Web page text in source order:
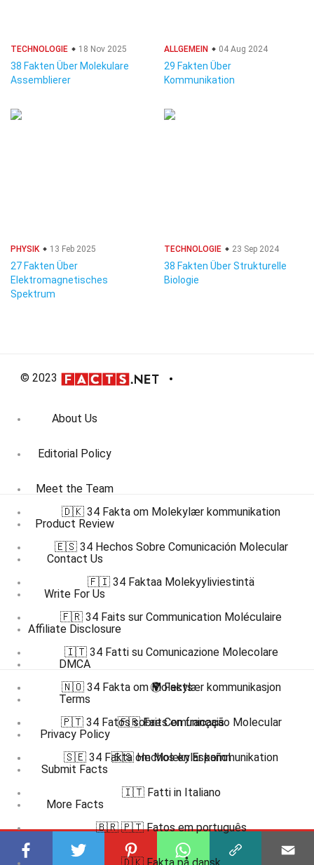
TECHNOLOGIE 18 Nov 2025
38 Fakten Über Molekulare
Assemblierer
ALLGEMEIN 04 Aug 2024
29 Fakten Über
Kommunikation
PHYSIK 13 Feb 2025
27 Fakten Über
Elektromagnetisches
Spektrum
TECHNOLOGIE 23 Sep 2024
38 Fakten Über Strukturelle
Biologie
© 2023
About Us
Editorial Policy
Meet the Team
Product Review
Contact Us
Write For Us
Affiliate Disclosure
DMCA
Terms
Privacy Policy
Submit Facts
More Facts
Subscribe to our channel
🇩🇰 34 Fakta om Molekylær kommunikation
🇪🇸 34 Hechos Sobre Comunicación Molecular
🇫🇮 34 Faktaa Molekyyliviestintä
🇫🇷 34 Faits sur Communication Moléculaire
🇮🇹 34 Fatti su Comunicazione Molecolare
🇳🇴 34 Fakta om Molekylær kommunikasjon
🇵🇹 34 Fatos sobre Comunicação Molecular
🇸🇪 34 Fakta om Molekylär kommunikation
🌍 Facts
🇫🇷 Faits en français
🇪🇸 Hechos en Español
🇮🇹 Fatti in Italiano
🇧🇷 🇵🇹 Fatos em português